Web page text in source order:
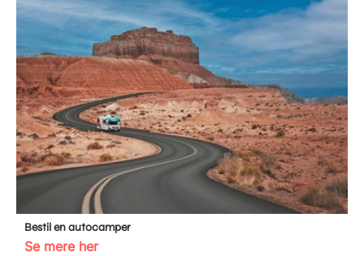
Bestil en autocamper
Se mere her